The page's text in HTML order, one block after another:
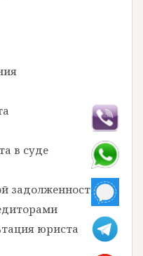
в суде
задолженности
юриста